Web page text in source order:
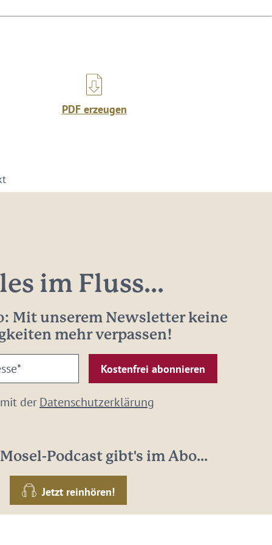
PDF erzeugen
im Fluss...
Mit unserem Newsletter keine
mehr verpassen!
derDatenschutzerklärung
Podcast gibt's im Abo...
Jetzt reinhören!